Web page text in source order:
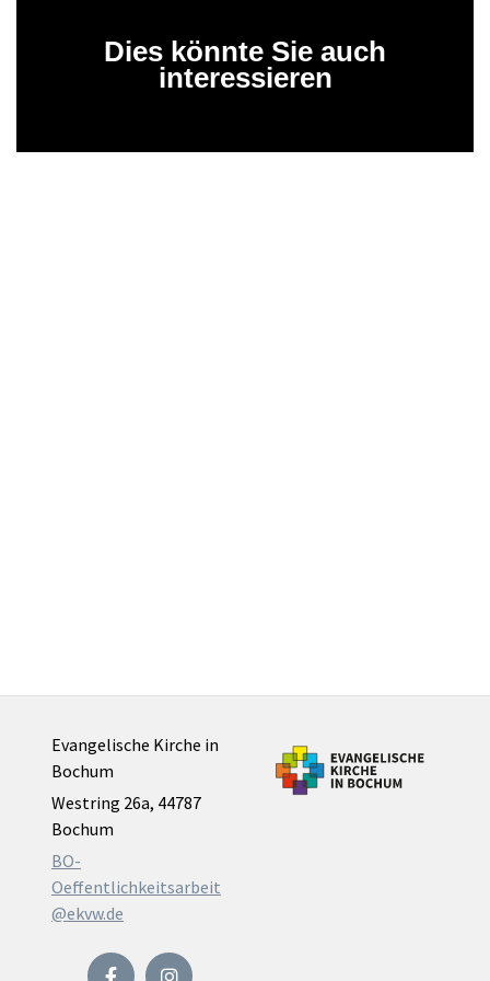
Dies könnte Sie auch
interessieren
Evangelische Kirche in
Bochum
Westring 26a, 44787
Bochum
BO-
Oeffentlichkeitsarbeit
@ekvw.de